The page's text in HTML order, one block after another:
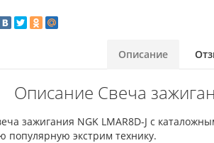
Описание
Описание Свеча
зажигания NGK LMAR8D-J с
популярную экстрим технику.